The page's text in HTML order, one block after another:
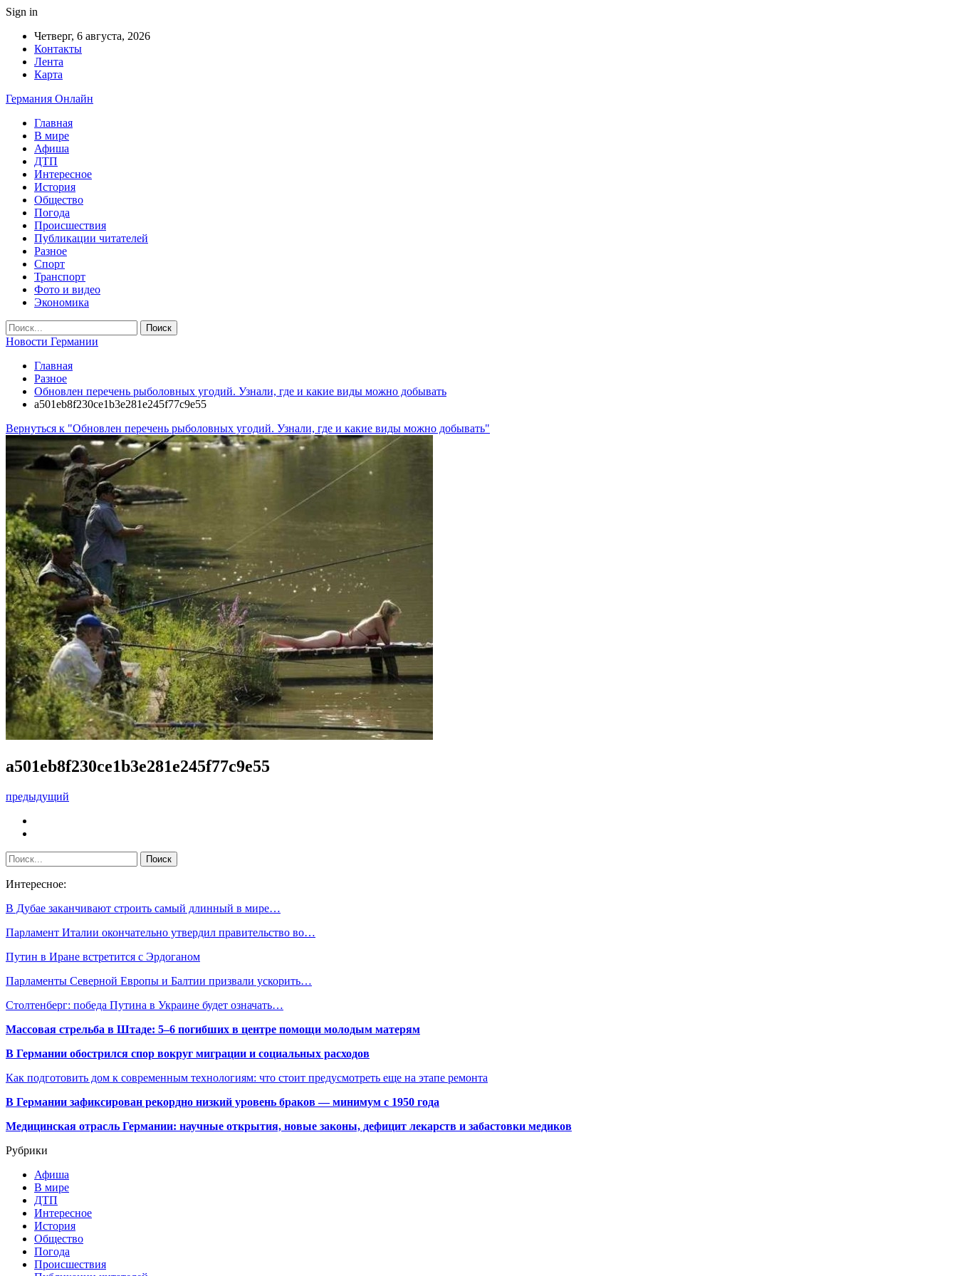
Sign in
Четверг, 6 августа, 2026
Контакты
Лента
Карта
Германия Онлайн
Главная
В мире
Афиша
ДТП
Интересное
История
Общество
Погода
Происшествия
Публикации читателей
Разное
Спорт
Транспорт
Фото и видео
Экономика
Новости Германии
Главная
Разное
Обновлен перечень рыболовных угодий. Узнали, где и какие виды можно добывать
a501eb8f230ce1b3e281e245f77c9e55
Вернуться к "Обновлен перечень рыболовных угодий. Узнали, где и какие виды можно добывать"
a501eb8f230ce1b3e281e245f77c9e55
предыдущий
Интересное:
В Дубае заканчивают строить самый длинный в мире…
Парламент Италии окончательно утвердил правительство во…
Путин в Иране встретится с Эрдоганом
Парламенты Северной Европы и Балтии призвали ускорить…
Столтенберг: победа Путина в Украине будет означать…
Массовая стрельба в Штаде: 5–6 погибших в центре помощи молодым матерям
В Германии обострился спор вокруг миграции и социальных расходов
Как подготовить дом к современным технологиям: что стоит предусмотреть еще на этапе ремонта
В Германии зафиксирован рекордно низкий уровень браков — минимум с 1950 года
Медицинская отрасль Германии: научные открытия, новые законы, дефицит лекарств и забастовки медиков
Рубрики
Афиша
В мире
ДТП
Интересное
История
Общество
Погода
Происшествия